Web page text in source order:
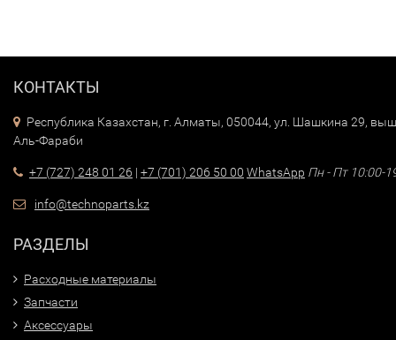
КОНТАКТЫ
Республика Казахстан, г. Алматы, 050044, ул. Шашкина 29,
Аль-Фараби
+7 (727) 248 01 26 | +7 (701) 206 50 00 WhatsApp Пн - Пт 10:00-
info@technoparts.kz
РАЗДЕЛЫ
Расходные материалы
Запчасти
Аксессуары